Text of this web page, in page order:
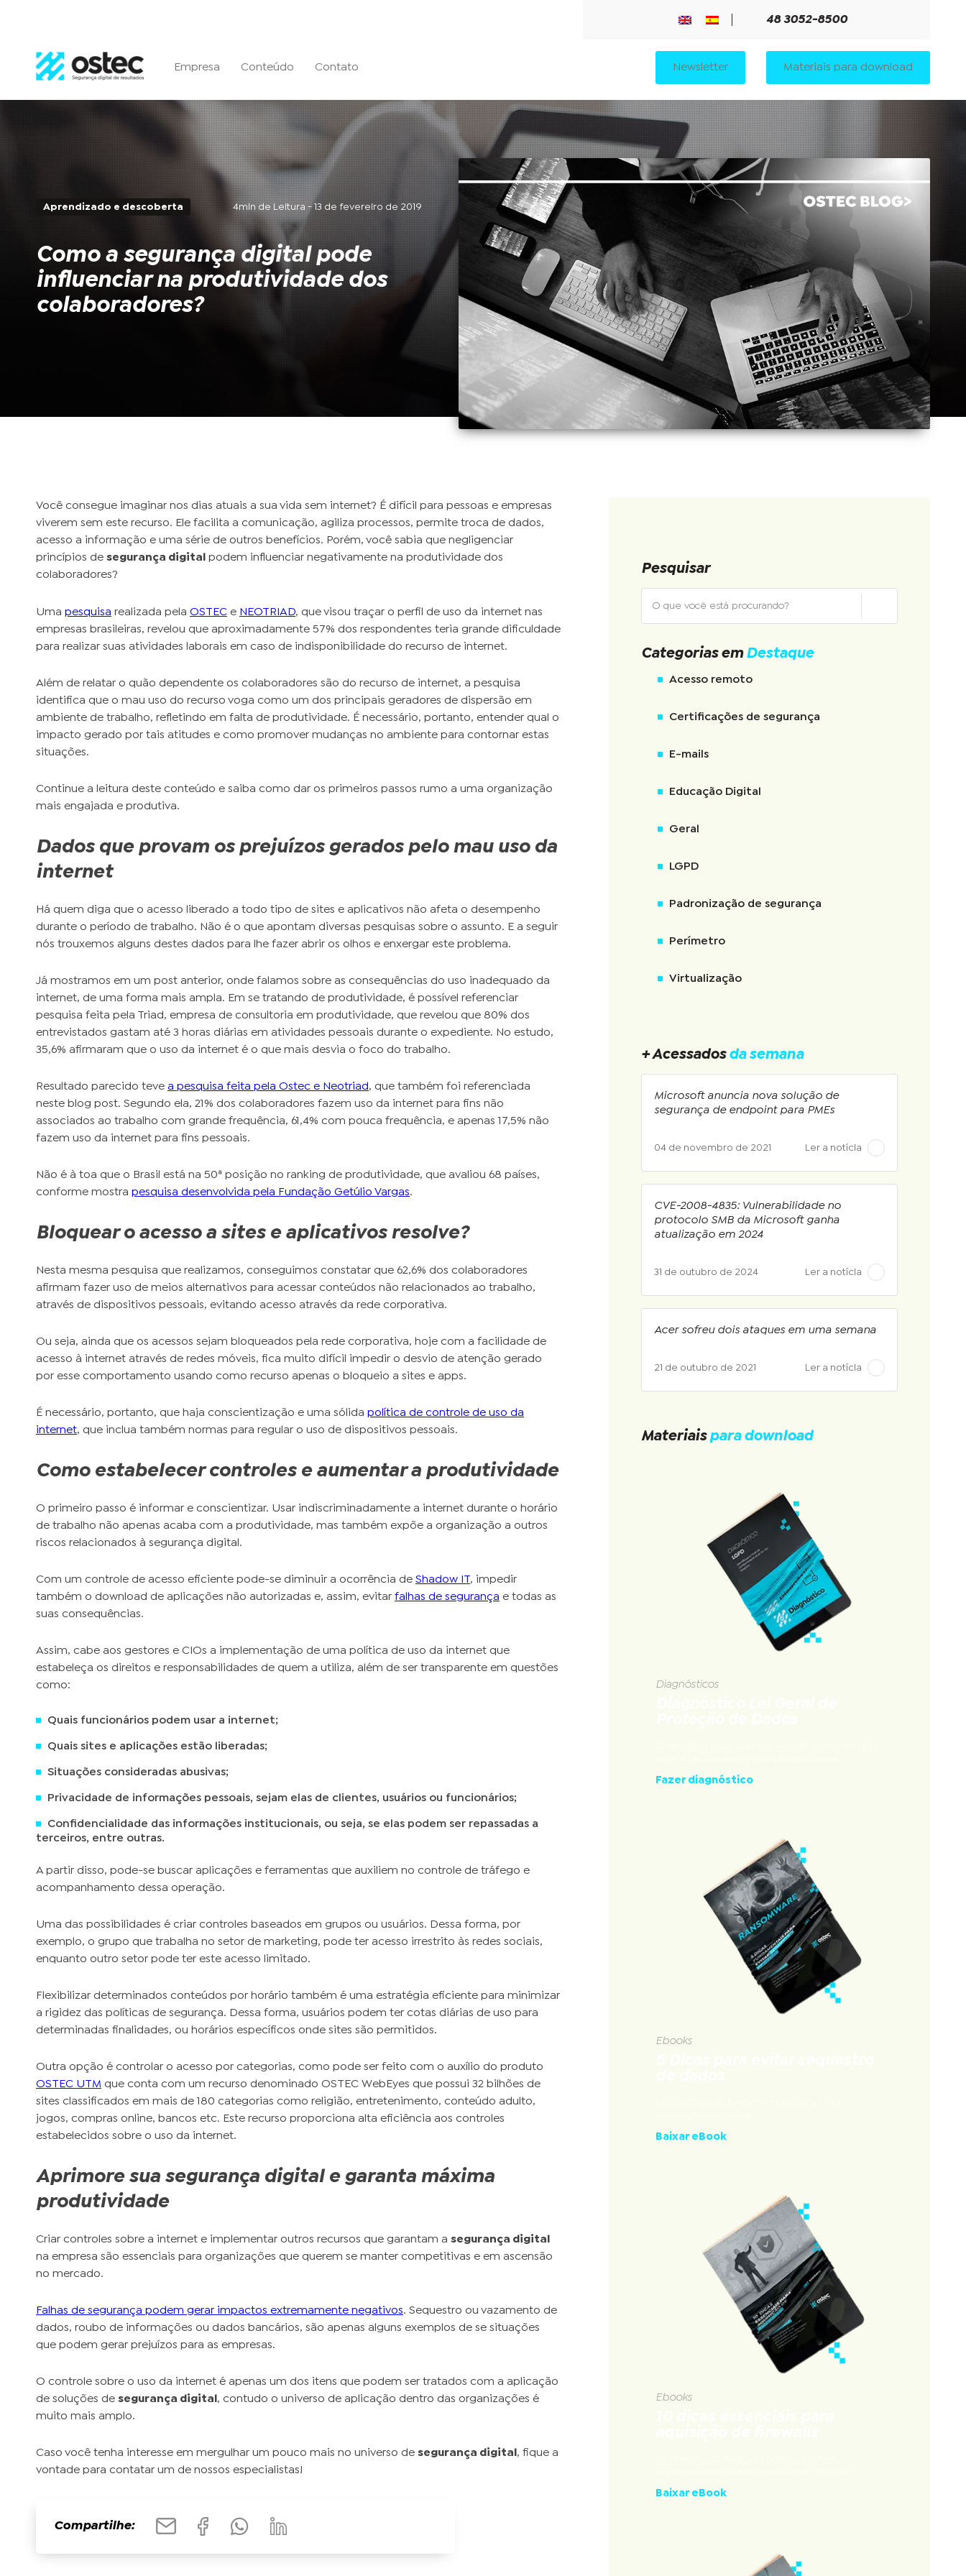
48 3052-8500
Empresa Conteúdo Contato Newsletter Materiais para download
Aprendizado e descoberta 4min de Leitura - 13 de fevereiro de 2019
Como a segurança digital pode
influenciar na produtividade dos
colaboradores?
Você consegue imaginar nos dias atuais a sua vida sem internet? É difícil para pessoas e empresas
viverem sem este recurso. Ele facilita a comunicação, agiliza processos, permite troca de dados,
acesso a informação e uma série de outros benefícios. Porém, você sabia que negligenciar
princípios de segurança digital
podem influenciar negativamente na produtividade dos
colaboradores?
Uma pesquisa realizada pela OSTEC e NEOTRIAD, que visou traçar o perfil de uso da internet nas
empresas brasileiras, revelou que aproximadamente 57% dos respondentes teria grande dificuldade
para realizar suas atividades laborais em caso de indisponibilidade do recurso de internet.
Além de relatar o quão dependente os colaboradores são do recurso de internet, a pesquisa
identifica que o mau uso do recurso voga como um dos principais geradores de dispersão em
ambiente de trabalho, refletindo em falta de produtividade. É necessário, portanto, entender qual o
impacto gerado por tais atitudes e como promover mudanças no ambiente para contornar estas
situações.
Continue a leitura deste conteúdo e saiba como dar os primeiros passos rumo a uma organização
mais engajada e produtiva.
Dados que provam os prejuízos gerados pelo mau uso da
internet
Há quem diga que o acesso liberado a todo tipo de sites e aplicativos não afeta o desempenho
durante o período de trabalho. Não é o que apontam diversas pesquisas sobre o assunto. E a seguir
nós trouxemos alguns destes dados para lhe fazer abrir os olhos e enxergar este problema.
Já mostramos em um post anterior, onde falamos sobre as consequências do uso inadequado da
internet, de uma forma mais ampla. Em se tratando de produtividade, é possível referenciar
pesquisa feita pela Triad, empresa de consultoria em produtividade, que revelou que 80% dos
entrevistados gastam até 3 horas diárias em atividades pessoais durante o expediente. No estudo,
35,6% afirmaram que o uso da internet é o que mais desvia o foco do trabalho.
Resultado parecido teve a pesquisa feita pela Ostec e Neotriad , que também foi referenciada
neste blog post. Segundo ela, 21% dos colaboradores fazem uso da internet para fins não
associados ao trabalho com grande frequência, 61,4% com pouca frequência, e apenas 17,5% não
fazem uso da internet para fins pessoais.
Não é à toa que o Brasil está na 50ª posição no ranking de produtividade, que avaliou 68 países,
conforme mostra pesquisa desenvolvida pela Fundação Getúlio Vargas.
Bloquear o acesso a sites e aplicativos resolve?
Nesta mesma pesquisa que realizamos, conseguimos constatar que 62,6% dos colaboradores
afirmam fazer uso de meios alternativos para acessar conteúdos não relacionados ao trabalho,
através de dispositivos pessoais, evitando acesso através da rede corporativa.
Ou seja, ainda que os acessos sejam bloqueados pela rede corporativa, hoje com a facilidade de
acesso à internet através de redes móveis, fica muito difícil impedir o desvio de atenção gerado
por esse comportamento usando como recurso apenas o bloqueio a sites e apps.
É necessário, portanto, que haja conscientização e uma sólida política de controle de uso da
internet, que inclua também normas para regular o uso de dispositivos pessoais.
Como estabelecer controles e aumentar a produtividade
O primeiro passo é informar e conscientizar. Usar indiscriminadamente a internet durante o horário
de trabalho não apenas acaba com a produtividade, mas também expõe a organização a outros
riscos relacionados à segurança digital.
Com um controle de acesso eficiente pode-se diminuir a ocorrência de Shadow IT, impedir
também o download de aplicações não autorizadas e, assim, evitar falhas de segurança e todas as
suas consequências.
Assim, cabe aos gestores e CIOs a implementação de uma política de uso da internet que
estabeleça os direitos e responsabilidades de quem a utiliza, além de ser transparente em questões
como:
Quais funcionários podem usar a internet;
Quais sites e aplicações estão liberadas;
Situações consideradas abusivas;
Privacidade de informações pessoais, sejam elas de clientes, usuários ou funcionários;
Confidencialidade das informações institucionais, ou seja, se elas podem ser repassadas a
terceiros, entre outras.
A partir disso, pode-se buscar aplicações e ferramentas que auxiliem no controle de tráfego e
acompanhamento dessa operação.
Uma das possibilidades é criar controles baseados em grupos ou usuários. Dessa forma, por
exemplo, o grupo que trabalha no setor de marketing, pode ter acesso irrestrito às redes sociais,
enquanto outro setor pode ter este acesso limitado.
Flexibilizar determinados conteúdos por horário também é uma estratégia eficiente para minimizar
a rigidez das políticas de segurança. Dessa forma, usuários podem ter cotas diárias de uso para
determinadas finalidades, ou horários específicos onde sites são permitidos.
Outra opção é controlar o acesso por categorias, como pode ser feito com o auxílio do produto
OSTEC UTM que conta com um recurso denominado OSTEC WebEyes que possui 32 bilhões de
sites classificados em mais de 180 categorias como religião, entretenimento, conteúdo adulto,
jogos, compras online, bancos etc. Este recurso proporciona alta eficiência aos controles
estabelecidos sobre o uso da internet.
Aprimore sua segurança digital e garanta máxima
produtividade
Criar controles sobre a internet e implementar outros recursos que garantam a segurança digital
na empresa são essenciais para organizações que querem se manter competitivas e em ascensão
no mercado.
Falhas de segurança podem gerar impactos extremamente negativos. Sequestro ou vazamento de
dados, roubo de informações ou dados bancários, são apenas alguns exemplos de se situações
que podem gerar prejuízos para as empresas.
O controle sobre o uso da internet é apenas um dos itens que podem ser tratados com a aplicação
de soluções de segurança digital , contudo o universo de aplicação dentro das organizações é
muito mais amplo.
Caso você tenha interesse em mergulhar um pouco mais no universo de segurança digital , fique a
vontade para contatar um de nossos especialistas!
Compartilhe:
Pesquisar
Categorias em Destaque
Acesso remoto
Certificações de segurança
E-mails
Educação Digital
Geral
LGPD
Padronização de segurança
Perímetro
Virtualização
+ Acessados da semana
Microsoft anuncia nova solução de
segurança de endpoint para PMEs
04 de novembro de 2021 Ler a notícia
CVE-2008-4835: Vulnerabilidade no
protocolo SMB da Microsoft ganha
atualização em 2024
31 de outubro de 2024 Ler a notícia
Acer sofreu dois ataques em uma semana
21 de outubro de 2021 Ler a notícia
Materiais para download
Diagnósticos
Fazer diagnóstico
Ebooks
Baixar eBook
Ebooks
Baixar eBook